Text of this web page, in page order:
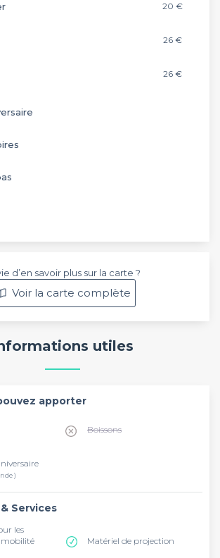
20 €
26 €
26 €
d’en savoir plus sur la carte ?
Voir la carte complète
utiles
apporter
Boissons
)
Services
les
mobilité
Matériel de projection